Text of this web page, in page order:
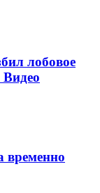
лобовое
Видео
временно